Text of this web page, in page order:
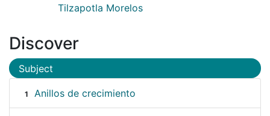
Tilzapotla Morelos
Discover
Subject
1 Anillos de crecimiento